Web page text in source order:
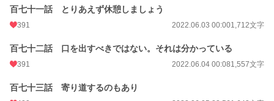
百七十一話 とりあえず休憩しましょう
391 2022.06.03 00:001,712文字
百七十二話 口を出すべきではない。それは分かっている
391 2022.06.04 00:081,557文字
百七十三話 寄り道するのもあり